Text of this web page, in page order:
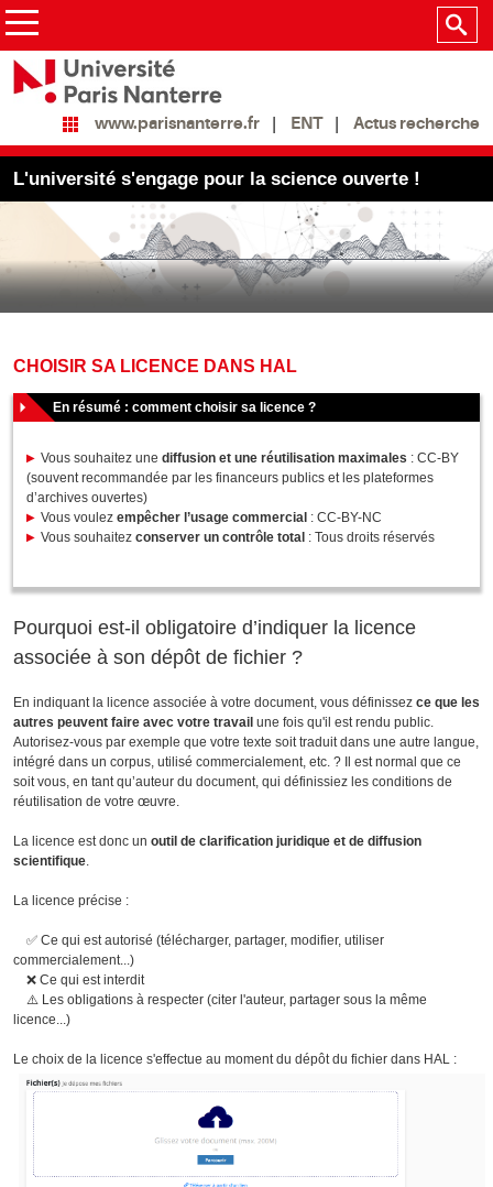
www.parisnanterre.fr ENT Actus recherche
L'université s'engage pour la science ouverte !
CHOISIR SA LICENCE DANS HAL
En résumé : comment choisir sa licence ?
Vous souhaitez une diffusion et une réutilisation maximales : CC-BY
(souvent recommandée par les financeurs publics et les plateformes
d’archives ouvertes)
Vous voulez empêcher l’usage commercial : CC-BY-NC
Vous souhaitez conserver un contrôle total : Tous droits réservés
Pourquoi est-il obligatoire d’indiquer la licence
associée à son dépôt de fichier ?
En indiquant la licence associée à votre document, vous définissez ce que les
autres peuvent faire avec votre travail une fois qu'il est rendu public.
Autorisez-vous par exemple que votre texte soit traduit dans une autre langue,
intégré dans un corpus, utilisé commercialement, etc. ? Il est normal que ce
soit vous, en tant qu’auteur du document, qui définissiez les conditions de
réutilisation de votre œuvre.
La licence est donc un outil de clarification juridique et de diffusion
scientifique.
La licence précise :
✅ Ce qui est autorisé (télécharger, partager, modifier, utiliser
commercialement...)
❌ Ce qui est interdit
⚠️ Les obligations à respecter (citer l'auteur, partager sous la même
licence...)
Le choix de la licence s'effectue au moment du dépôt du fichier dans HAL :